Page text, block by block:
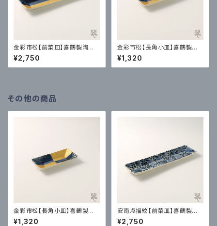
金彩市松【前菜皿】喜鶴製陶｜
有田
¥2,750
金彩市松【長角小皿】喜鶴製陶
｜有田
¥1,320
その他の商品
金彩市松【長角小皿】喜鶴製陶
｜有田
¥1,320
安南点描紋【前菜皿】喜鶴製陶
｜有田
¥2,750